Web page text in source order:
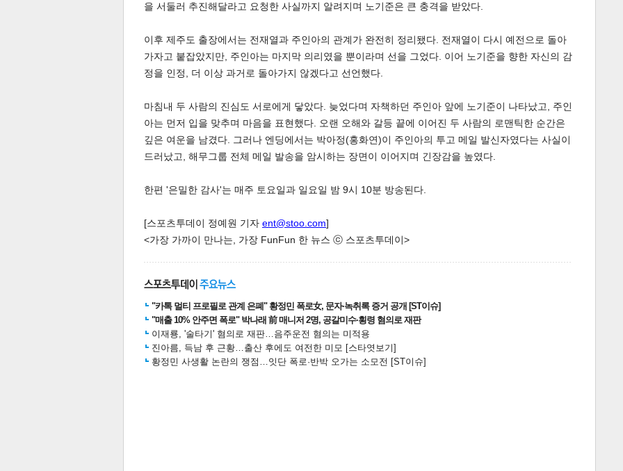
을 서둘러 추진해달라고 요청한 사실까지 알려지며 노기준은 큰 충격을 받았다.
이후 제주도 출장에서는 전재열과 주인아의 관계가 완전히 정리됐다. 전재열이 다시 예전으로 돌아
가자고 붙잡았지만, 주인아는 마지막 의리였을 뿐이라며 선을 그었다. 이어 노기준을 향한 자신의 감
정을 인정, 더 이상 과거로 돌아가지 않겠다고 선언했다.
마침내 두 사람의 진심도 서로에게 닿았다. 늦었다며 자책하던 주인아 앞에 노기준이 나타났고, 주인
아는 먼저 입을 맞추며 마음을 표현했다. 오랜 오해와 갈등 끝에 이어진 두 사람의 로맨틱한 순간은
깊은 여운을 남겼다. 그러나 엔딩에서는 박아정(홍화연)이 주인아의 투고 메일 발신자였다는 사실이
드러났고, 해무그룹 전체 메일 발송을 암시하는 장면이 이어지며 긴장감을 높였다.
한편 '은밀한 감사'는 매주 토요일과 일요일 밤 9시 10분 방송된다.
[스포츠투데이 정예원 기자 ent@stoo.com]
<가장 가까이 만나는, 가장 FunFun 한 뉴스 ⓒ 스포츠투데이>
"카톡 멀티 프로필로 관계 은폐" 황정민 폭로女, 문자·녹취록 증거 공개 [ST이슈]
"매출 10% 안주면 폭로" 박나래 前 매니저 2명, 공갈미수·횡령 혐의로 재판
이재룡, '술타기' 혐의로 재판…음주운전 혐의는 미적용
진아름, 득남 후 근황…출산 후에도 여전한 미모 [스타엿보기]
황정민 사생활 논란의 쟁점…잇단 폭로·반박 오가는 소모전 [ST이슈]